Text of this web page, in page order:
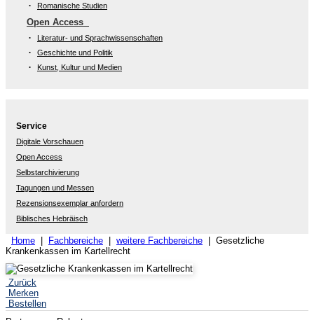
Romanische Studien
Open Access
Literatur- und Sprachwissenschaften
Geschichte und Politik
Kunst, Kultur und Medien
Service
Digitale Vorschauen
Open Access
Selbstarchivierung
Tagungen und Messen
Rezensionsexemplar anfordern
Biblisches Hebräisch
Home Fachbereiche weitere Fachbereiche | Gesetzliche
Krankenkassen im Kartellrecht
Zurück
Merken
Bestellen